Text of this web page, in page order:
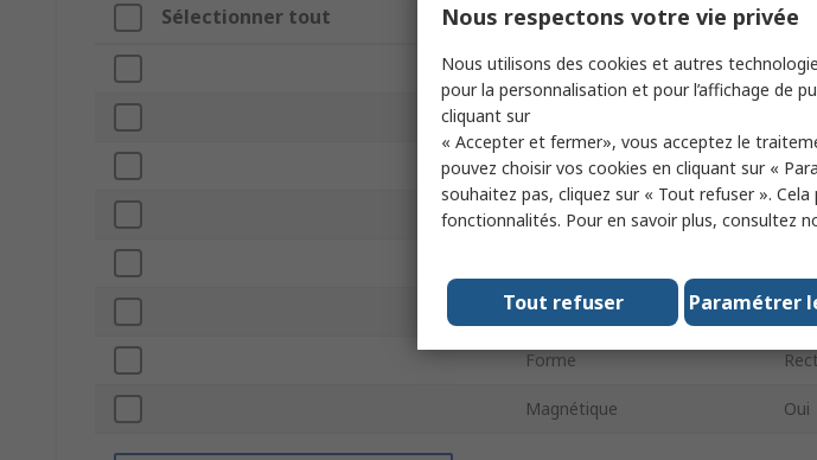
Sélectionner tout Attribut
Marque SAM
Type de produit
Poids
Largeur
Hauteur
Forme
Magnétique Oui
Nous respectons votre vie privée
Nous utilisons des cookies et autres
pour la personnalisation et pour l’affichage de
cliquant sur
« Accepter et fermer», vous acceptez le
pouvez choisir vos cookies en cliquant sur «
souhaitez pas, cliquez sur « Tout refuser ». Cela
fonctionnalités. Pour en savoir plus, consultez
Paramétrer
Tout refuser